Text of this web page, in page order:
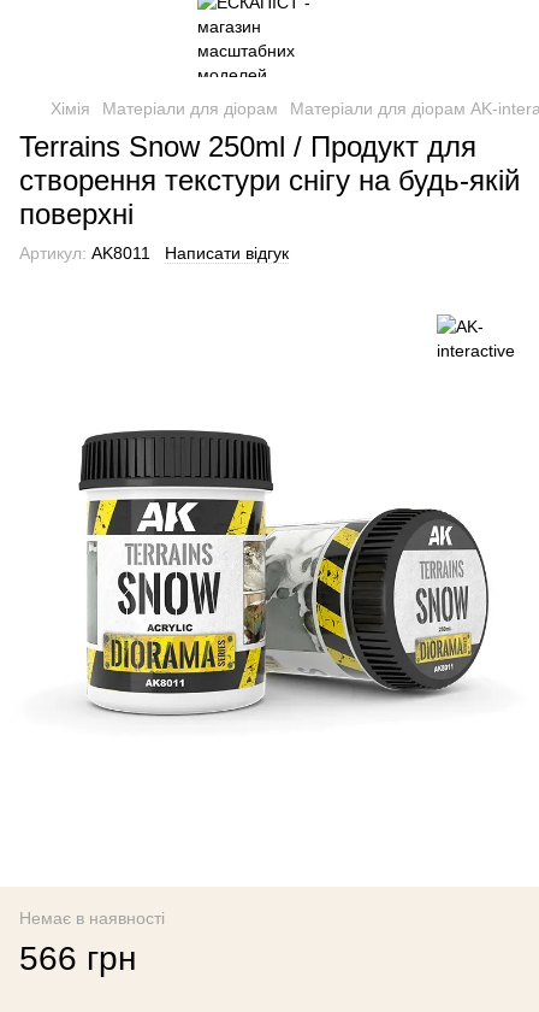
Хімія Матеріали для діорам Матеріали для діорам AK-
Terrains Snow 250ml / Продукт для
створення текстури снігу на будь-якій
поверхні
Артикул: AK8011 Написати відгук
Немає в наявності
566 грн